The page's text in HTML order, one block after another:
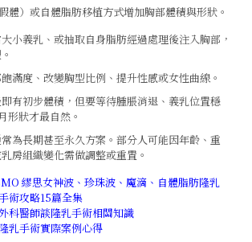
體）或自體脂肪移植方式增加胸部體積與形狀。
大小義乳、或抽取自身脂肪經過處理後注入胸部，
飽滿度、改變胸型比例、提升性感或女性曲線。
即有初步體積，但要等待腫脹消退、義乳位置穩
形狀才最自然。
常為長期甚至永久方案。部分人可能因年齡、重
房組織變化需做調整或重置。
繆思女神波、 珍珠波、 魔滴、 自體脂肪隆乳
術攻略15篇全集
科醫師談隆乳手術相關知識
乳手術實際案例心得